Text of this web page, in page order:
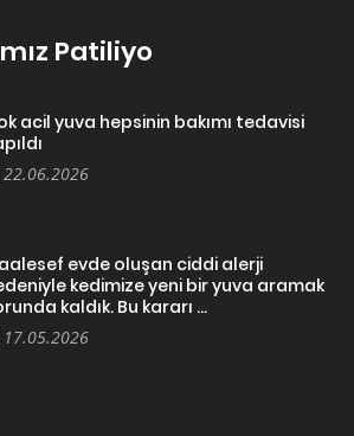
Patiliyo
acil yuva hepsinin bakımı tedavisi
22.06.2026
evde oluşan ciddi alerji
kedimize yeni bir yuva aramak
kaldık. Bu kararı ...
17.05.2026